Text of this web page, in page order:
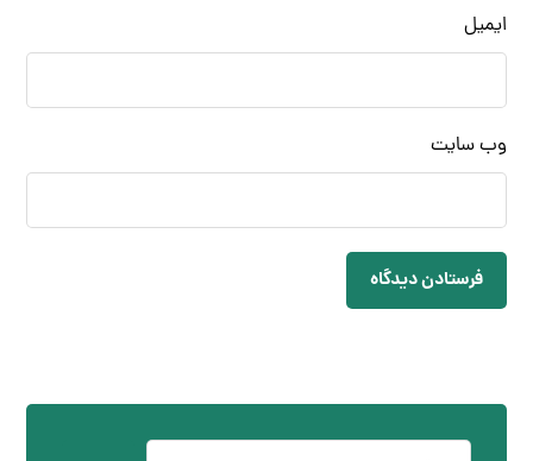
ایمیل
وب‌ سایت
فرستادن دیدگاه